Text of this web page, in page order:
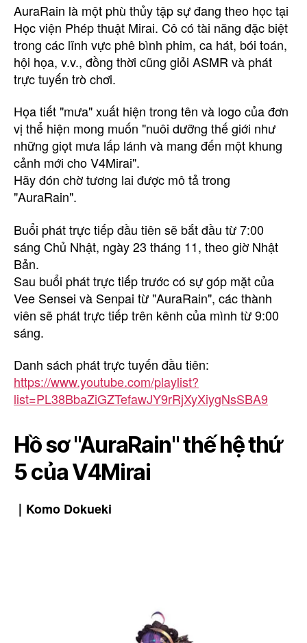
AuraRain là một phù thủy tập sự đang theo học tại
Học viện Phép thuật Mirai. Cô có tài năng đặc biệt
trong các lĩnh vực phê bình phim, ca hát, bói toán,
hội họa, v.v., đồng thời cũng giỏi ASMR và phát
trực tuyến trò chơi.
Họa tiết "mưa" xuất hiện trong tên và logo của đơn
vị thể hiện mong muốn "nuôi dưỡng thế giới như
những giọt mưa lấp lánh và mang đến một khung
cảnh mới cho V4Mirai".
Hãy đón chờ tương lai được mô tả trong
"AuraRain".
Buổi phát trực tiếp đầu tiên sẽ bắt đầu từ 7:00
sáng Chủ Nhật, ngày 23 tháng 11, theo giờ Nhật
Bản.
Sau buổi phát trực tiếp trước có sự góp mặt của
Vee Sensei và Senpai từ "AuraRain", các thành
viên sẽ phát trực tiếp trên kênh của mình từ 9:00
sáng.
Danh sách phát trực tuyến đầu tiên:
https://www.youtube.com/playlist?
list=PL38BbaZiGZTefawJY9rRjXyXiygNsSBA9
Hồ sơ "AuraRain" thế hệ thứ
5 của V4Mirai
｜Komo Dokueki